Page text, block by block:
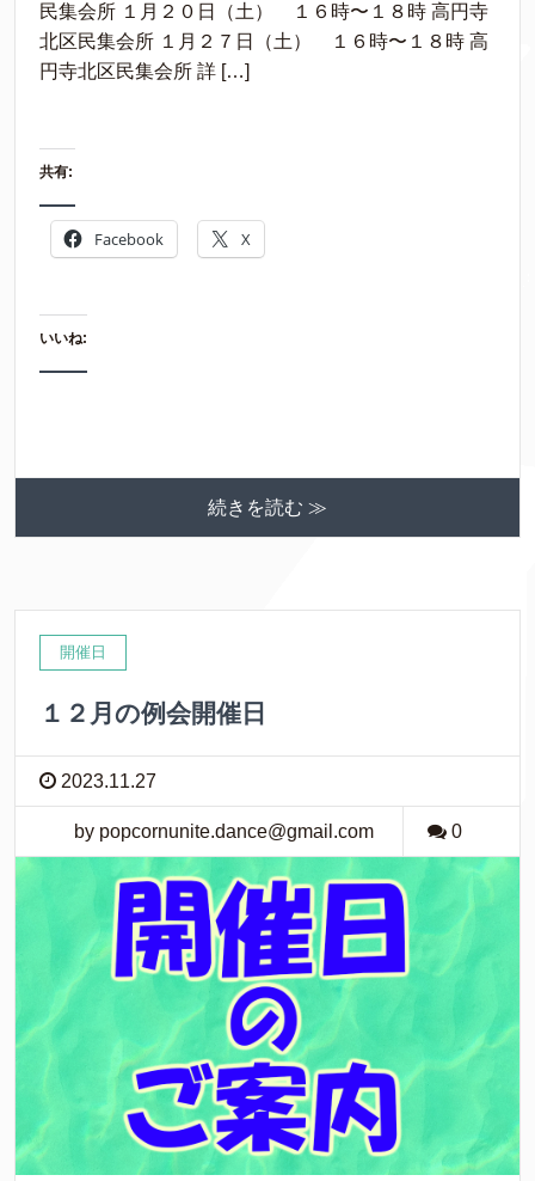
民集会所 １月２０日（土） １６時〜１８時 高円寺
北区民集会所 １月２７日（土） １６時〜１８時 高
円寺北区民集会所 詳 […]
共有:
Facebook X
いいね:
続きを読む ≫
開催日
１２月の例会開催日
2023.11.27
by popcornunite.dance@gmail.com 0